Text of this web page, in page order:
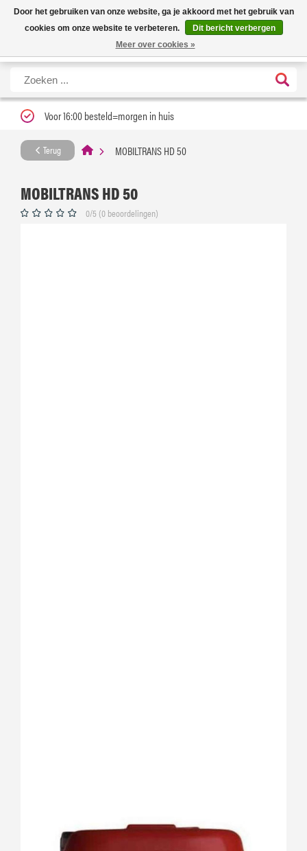
Nieuwe levertijd: 1 tot 3 werkdagen | Nu 25% korting op gehele assortiment
Carfume met kortingscode ''verfrissend''
X
Voor 16:00 besteld=morgen in huis
Terug MOBILTRANS HD 50
MOBILTRANS HD 50
0/5 (0 beoordelingen)
Door het gebruiken van onze website, ga je akkoord met het gebruik van
cookies om onze website te verbeteren.
Dit bericht verbergen
Meer over cookies »